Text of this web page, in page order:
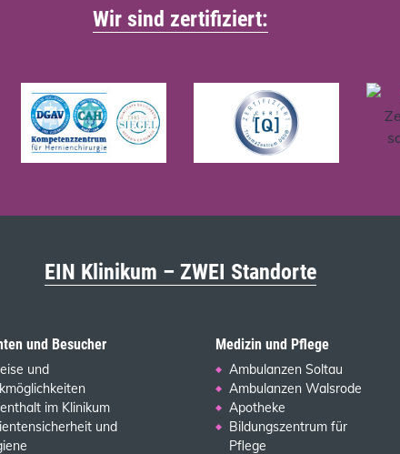
Wir sind zertifiziert:
EIN Klinikum – ZWEI Standorte
und Besucher
und
im Klinikum
und
Medizin und Pflege
Ambulanzen Soltau
Ambulanzen Walsrode
Apotheke
Bildungszentrum für
Pflege